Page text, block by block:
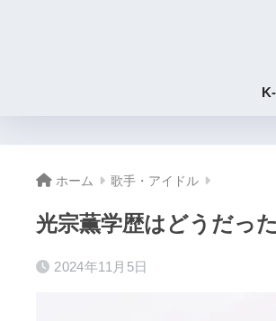
ホーム 歌手・アイドル
光宗薫学歴はどうだっ
2024年11月5日